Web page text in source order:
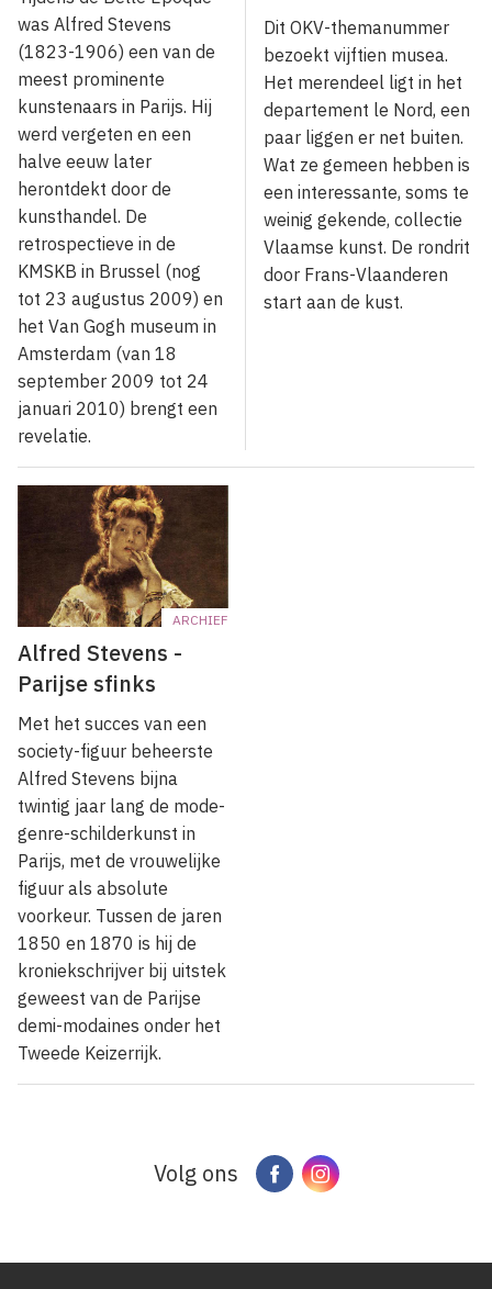
was Alfred Stevens
(1823-1906) een van de
meest prominente
kunstenaars in Parijs. Hij
werd vergeten en een
halve eeuw later
herontdekt door de
kunsthandel. De
retrospectieve in de
KMSKB in Brussel (nog
tot 23 augustus 2009) en
het Van Gogh museum in
Amsterdam (van 18
september 2009 tot 24
januari 2010) brengt een
revelatie.
Dit OKV-themanummer
bezoekt vijftien musea.
Het merendeel ligt in het
departement le Nord, een
paar liggen er net buiten.
Wat ze gemeen hebben is
een interessante, soms te
weinig gekende, collectie
Vlaamse kunst. De rondrit
door Frans-Vlaanderen
start aan de kust.
ARCHIEF
Alfred Stevens -
Parijse sfinks
Met het succes van een
society-figuur beheerste
Alfred Ste­vens bijna
twintig jaar lang de mode-
genre-schilderkunst in
Parijs, met de vrouwelijke
figuur als absolute
voorkeur. Tussen de jaren
1850 en 1870 is hij de
kroniekschrijver bij uitstek
geweest van de Parijse
demi-modaines onder het
Tweede Keizerrijk.
Volg ons FacebookInstagram